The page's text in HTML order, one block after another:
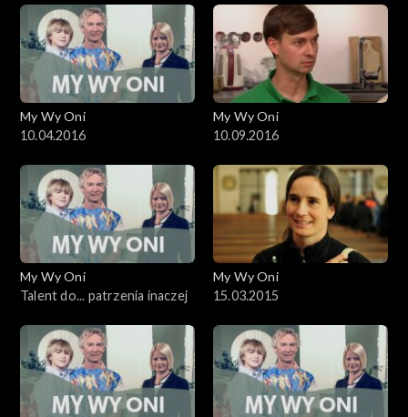
My Wy Oni
10.04.2016
My Wy Oni
10.09.2016
My Wy Oni
Talent do... patrzenia inaczej
My Wy Oni
15.03.2015